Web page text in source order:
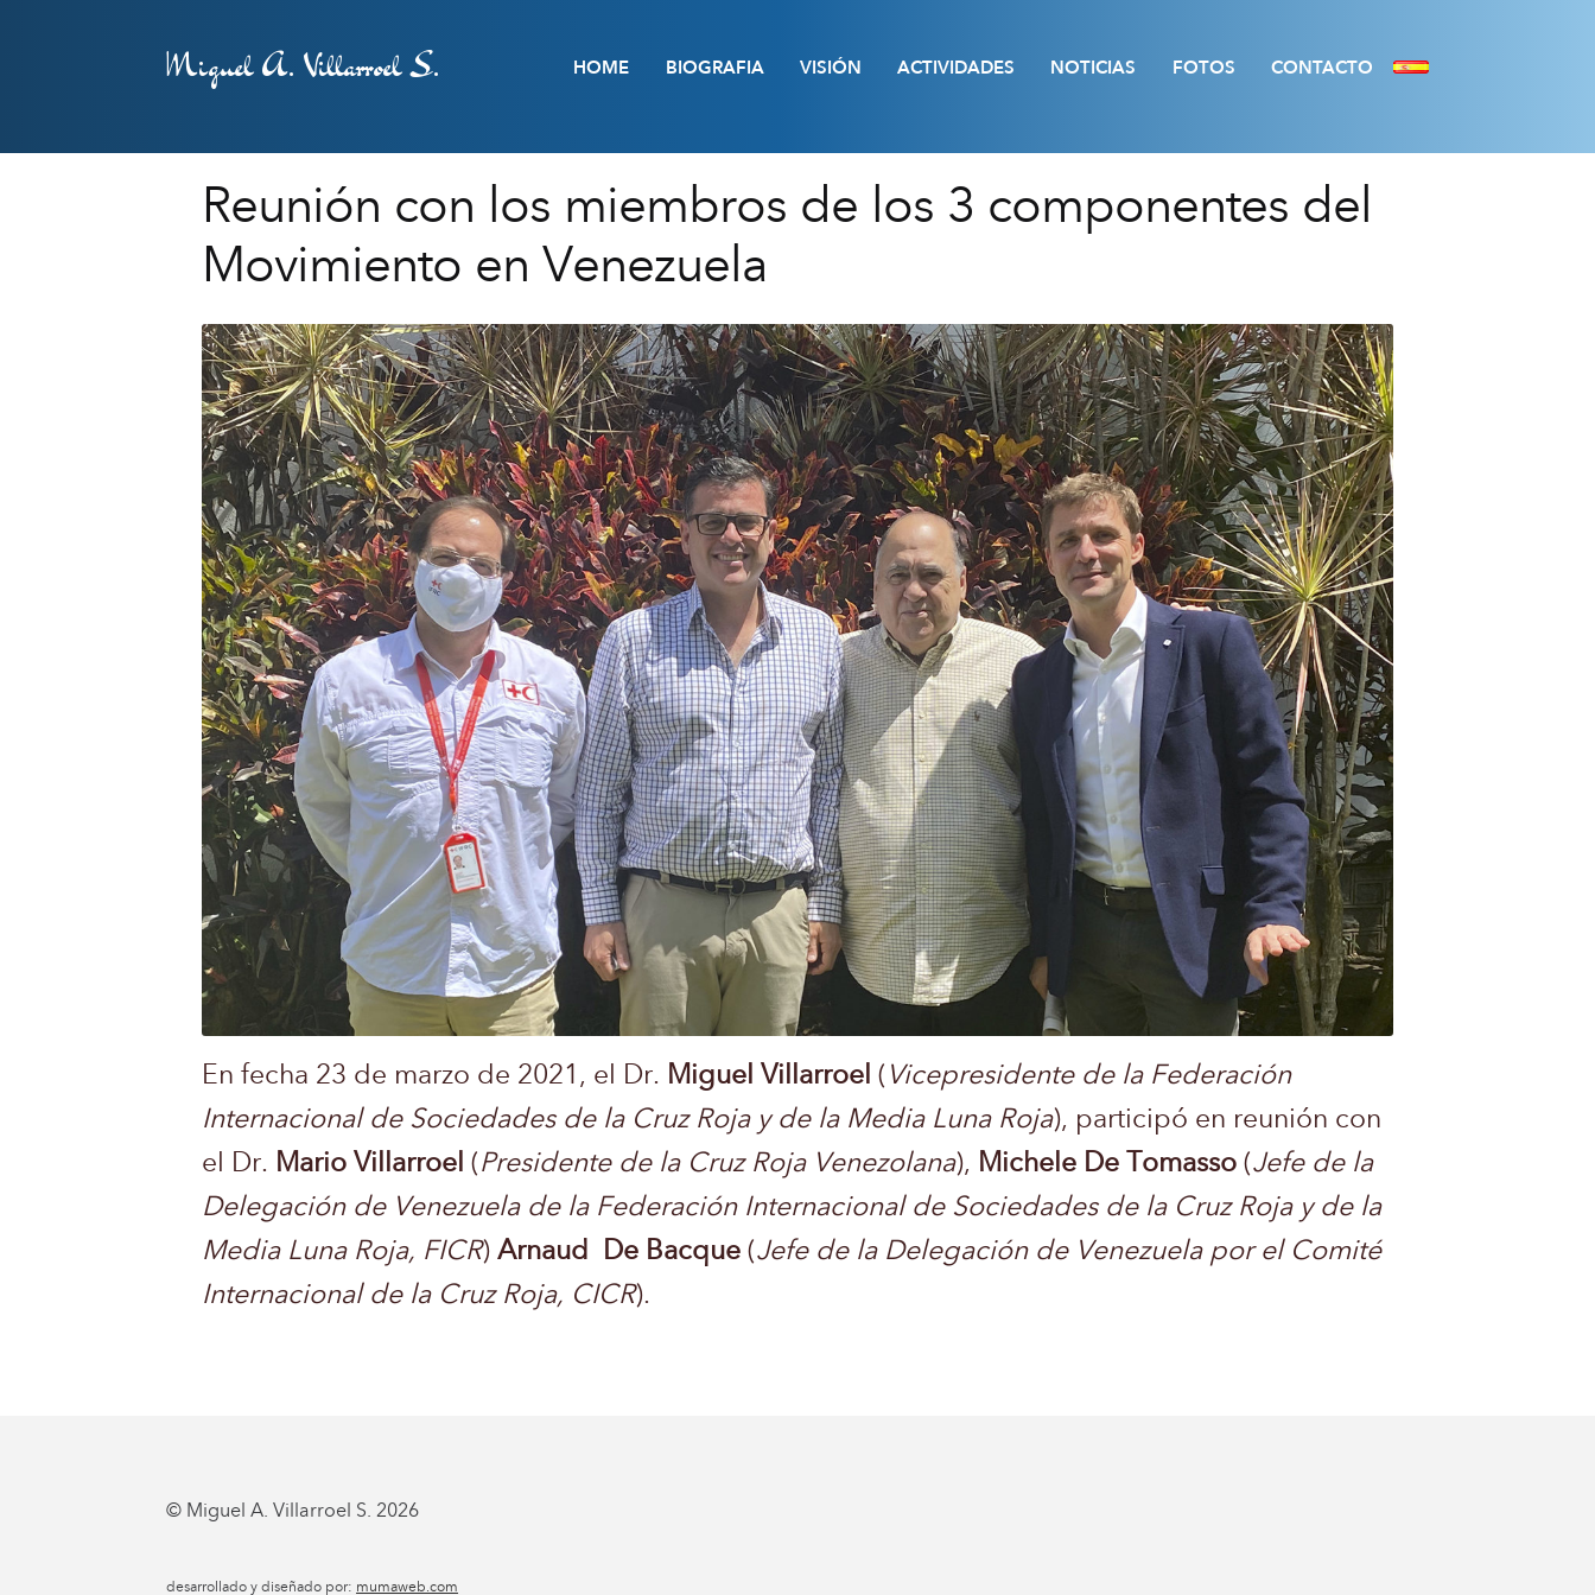
Miguel A. Villarroel S. HOME BIOGRAFIA VISIÓN ACTIVIDADES NOTICIAS FOTOS CONTACTO
Reunión con los miembros de los 3 componentes del
Movimiento en Venezuela
En fecha 23 de marzo de 2021, el Dr. Miguel Villarroel ( Vicepresidente de la Federación
Internacional de Sociedades de la Cruz Roja y de la Media Luna Roja), participó en reunión con
el Dr. Mario Villarroel (Presidente de la Cruz Roja Venezolana), Michele De Tomasso (Jefe de la
Delegación de Venezuela de la Federación Internacional de Sociedades de la Cruz Roja y de la
Media Luna Roja, FICR)Arnaud De Bacque (Jefe de la Delegación de Venezuela por el Comité
Internacional de la Cruz Roja, CICR).
© Miguel A. Villarroel S. 2026
desarrollado y diseñado por: mumaweb.com